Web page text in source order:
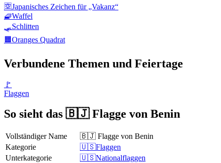
🈳Japanisches Zeichen für „Vakanz“
🧇Waffel
🛷Schlitten
🟧Oranges Quadrat
Verbundene Themen und Feiertage
🚩
Flaggen
So sieht das 🇧🇯 Flagge von Benin
Vollständiger Name
🇧🇯 Flagge von Benin
Kategorie
🇺🇸Flaggen
Unterkategorie
🇺🇸Nationalflaggen